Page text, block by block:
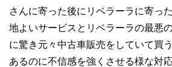
さんに寄った後にリベラーラに寄っ
地よいサービスとリベラーラの最悪
に驚き元々中古車販売をしていて買
あるのに不信感を強くさせる様な対